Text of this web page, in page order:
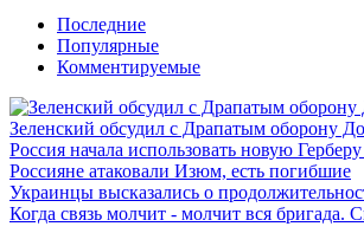
Последние
Популярные
Комментируемые
Зеленский обсудил с Драпатым оборону
Россия начала использовать новую
Россияне атаковали Изюм, есть погибшие
Украинцы высказались о
Когда связь молчит - молчит вся бригада.